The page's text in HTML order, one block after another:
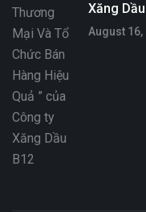
Xăng
August 16,